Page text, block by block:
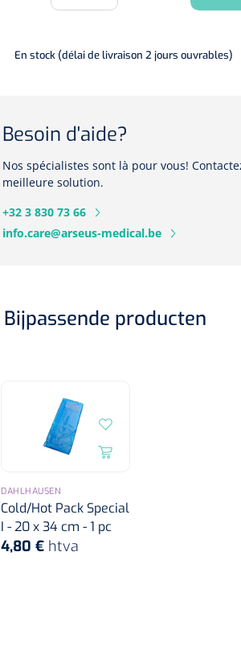
En stock (délai de livraison 2 jours ouvrables)
Besoin d'aide?
Nos spécialistes sont là pour vous!
meilleure solution.
+32 3 830 73 66
info.care@arseus-medical.be
Bijpassende producten
DAHLHAUSEN
Cold/Hot Pack Special
I - 20 x 34 cm - 1 pc
4,80 € htva